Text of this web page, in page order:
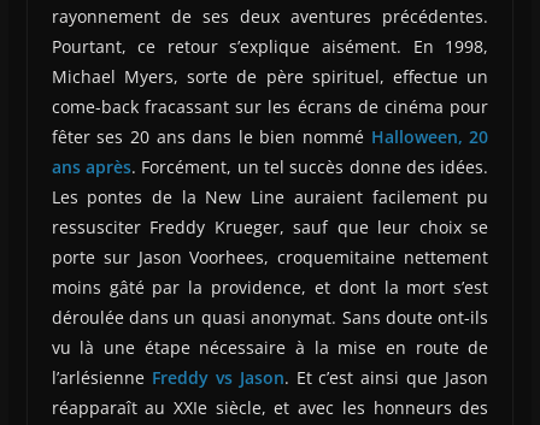
rayonnement de ses deux aventures précédentes.
Pourtant, ce retour s’explique aisément. En 1998,
Michael Myers, sorte de père spirituel, effectue un
come-back fracassant sur les écrans de cinéma pour
fêter ses 20 ans dans le bien nommé Halloween, 20
ans après. Forcément, un tel succès donne des idées.
Les pontes de la New Line auraient facilement pu
ressusciter Freddy Krueger, sauf que leur choix se
porte sur Jason Voorhees, croquemitaine nettement
moins gâté par la providence, et dont la mort s’est
déroulée dans un quasi anonymat. Sans doute ont-ils
vu là une étape nécessaire à la mise en route de
l’arlésienne Freddy vs Jason. Et c’est ainsi que Jason
réapparaît au XXIe siècle, et avec les honneurs des